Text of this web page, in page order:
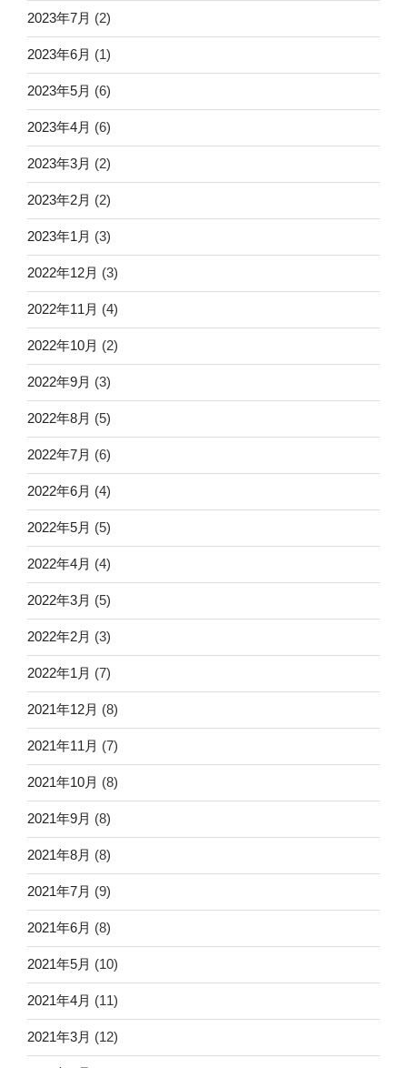
2023年7月 (2)
2023年6月 (1)
2023年5月 (6)
2023年4月 (6)
2023年3月 (2)
2023年2月 (2)
2023年1月 (3)
2022年12月 (3)
2022年11月 (4)
2022年10月 (2)
2022年9月 (3)
2022年8月 (5)
2022年7月 (6)
2022年6月 (4)
2022年5月 (5)
2022年4月 (4)
2022年3月 (5)
2022年2月 (3)
2022年1月 (7)
2021年12月 (8)
2021年11月 (7)
2021年10月 (8)
2021年9月 (8)
2021年8月 (8)
2021年7月 (9)
2021年6月 (8)
2021年5月 (10)
2021年4月 (11)
2021年3月 (12)